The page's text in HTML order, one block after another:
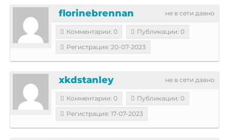
не в сети давно
florinebrennan
Комментарии: 0
Публикации: 0
Регистрация: 20-07-2023
не в сети давно
xkdstanley
Комментарии: 0
Публикации: 0
Регистрация: 17-07-2023